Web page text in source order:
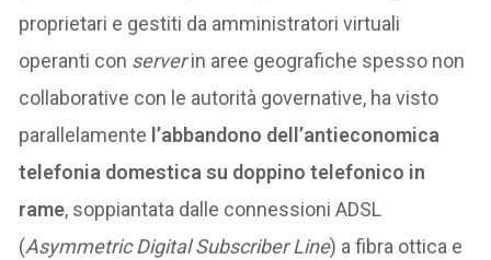
proprietari e gestiti da amministratori virtuali
operanti con serverin aree geografiche spesso non
collaborative con le autorità governative, ha visto
parallelamente l’abbandono dell’antieconomica
telefonia domestica su doppino telefonico in
rame, soppiantata dalle connessioni ADSL
(Asymmetric Digital Subscriber Line) a fibra ottica e